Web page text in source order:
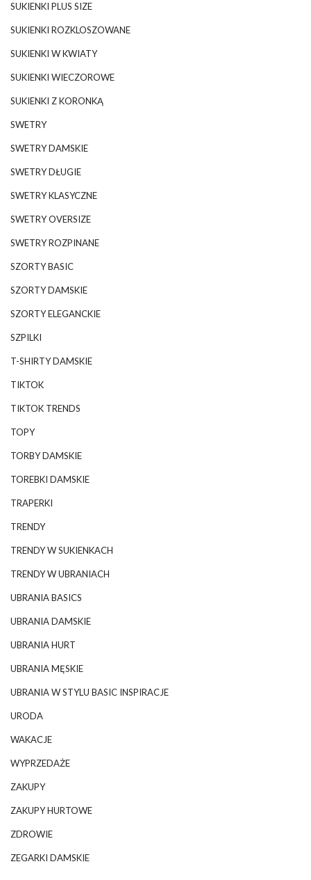
SUKIENKI PLUS SIZE
SUKIENKI ROZKLOSZOWANE
SUKIENKI W KWIATY
SUKIENKI WIECZOROWE
SUKIENKI Z KORONKĄ
SWETRY
SWETRY DAMSKIE
SWETRY DŁUGIE
SWETRY KLASYCZNE
SWETRY OVERSIZE
SWETRY ROZPINANE
SZORTY BASIC
SZORTY DAMSKIE
SZORTY ELEGANCKIE
SZPILKI
T-SHIRTY DAMSKIE
TIKTOK
TIKTOK TRENDS
TOPY
TORBY DAMSKIE
TOREBKI DAMSKIE
TRAPERKI
TRENDY
TRENDY W SUKIENKACH
TRENDY W UBRANIACH
UBRANIA BASICS
UBRANIA DAMSKIE
UBRANIA HURT
UBRANIA MĘSKIE
UBRANIA W STYLU BASIC INSPIRACJE
URODA
WAKACJE
WYPRZEDAŻE
ZAKUPY
ZAKUPY HURTOWE
ZDROWIE
ZEGARKI DAMSKIE